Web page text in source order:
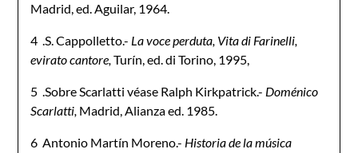
Madrid, ed. Aguilar, 1964.
4 .S. Cappolletto.- La voce perduta, Vita di Farinelli,
evirato cantore,Turín, ed. di Torino, 1995,
5 .Sobre Scarlatti véase Ralph Kirkpatrick.- Doménico
Scarlatti, Madrid, Alianza ed. 1985.
6 Antonio Martín Moreno.- Historia de la música